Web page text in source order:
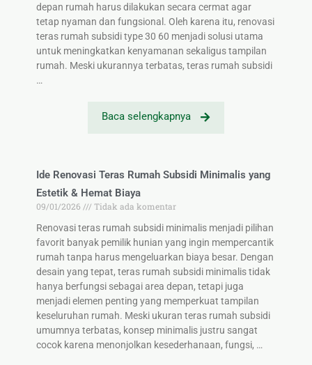
depan rumah harus dilakukan secara cermat agar
tetap nyaman dan fungsional. Oleh karena itu, renovasi
teras rumah subsidi type 30 60 menjadi solusi utama
untuk meningkatkan kenyamanan sekaligus tampilan
rumah. Meski ukurannya terbatas, teras rumah subsidi
…
Baca selengkapnya
Ide Renovasi Teras Rumah Subsidi Minimalis yang
Estetik & Hemat Biaya
09/01/2026
Tidak ada komentar
Renovasi teras rumah subsidi minimalis menjadi pilihan
favorit banyak pemilik hunian yang ingin mempercantik
rumah tanpa harus mengeluarkan biaya besar. Dengan
desain yang tepat, teras rumah subsidi minimalis tidak
hanya berfungsi sebagai area depan, tetapi juga
menjadi elemen penting yang memperkuat tampilan
keseluruhan rumah. Meski ukuran teras rumah subsidi
umumnya terbatas, konsep minimalis justru sangat
cocok karena menonjolkan kesederhanaan, fungsi, …